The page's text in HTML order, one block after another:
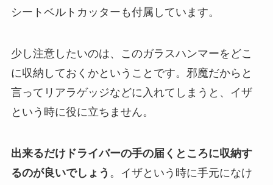
シートベルトカッターも付属しています。
少し注意したいのは、このガラスハンマーをどこ
に収納しておくかということです。邪魔だからと
言ってリアラゲッジなどに入れてしまうと、イザ
という時に役に立ちません。
出来るだけドライバーの手の届くところに収納す
るのが良いでしょう 。イザという時に手元になけ